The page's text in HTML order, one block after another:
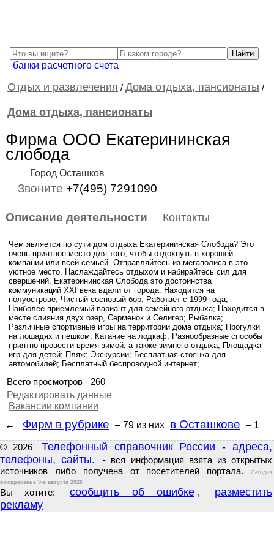
банки расчетного счета
Отдых и развлечения / Дома отдыха, пансионаты /
Дома отдыха, пансионаты
Фирма ООО Екатерининская
слобода
Город Осташков
Звоните +7(495) 7291090
Описание деятельности Контакты
Чем является по сути дом отдыха Екатерининская Слобода? Это
очень приятное место для того, чтобы отдохнуть в хорошей
компании или всей семьей. Отправляйтесь из мегаполиса в это
уютное место. Наслаждайтесь отдыхом и набирайтесь сил для
свершений. Екатерининская Слобода это достоинства
коммуникаций XXI века вдали от города. Находится на
полуострове; Чистый сосновый бор; Работает с 1999 года;
Наиболее приемлемый вариант для семейного отдыха; Находится в
месте слияния двух озер, Серменок и Селигер; Рыбалка;
Различные спортивные игры на территории дома отдыха; Прогулки
на лошадях и пешком; Катание на лодкаф; Разнообразные способы
приятно провести время зимой, а также зимнего отдыха; Площадка
игр для детей; Пляж; Экскурсии; Бесплатная стоянка для
автомобилей; Бесплатный беспроводной интернет;
Всего просмотров - 260
Редактировать данные
Вакансии компании
←
Фирм в рубрике – 79 из них в Осташкове – 1
© 2026
Телефонный справочник России - адреса,
телефоны, сайты.
- вся информация взята из открытых
источников либо получена от посетителей портала.
Сегодня
воскресенье 9-е августа 2026
Вы хотите: сообщить об ошибке ,
разместить
рекламу